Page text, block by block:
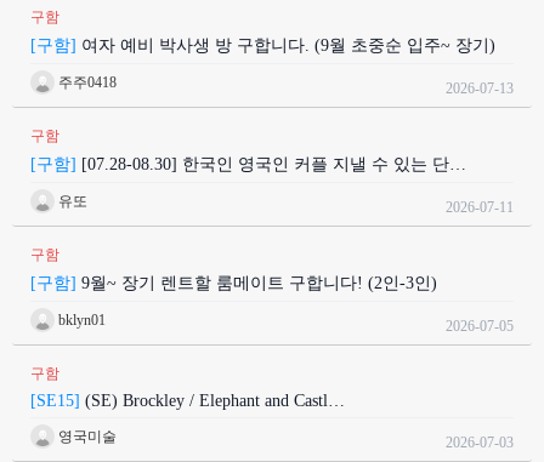
구함
[구함] 여자 예비 박사생 방 구합니다. (9월 초중순 입주~ 장기)
주주0418 2026-07-13
구함
[구함] [07.28-08.30] 한국인 영국인 커플 지낼 수 있는 단…
유또 2026-07-11
구함
[구함] 9월~ 장기 렌트할 룸메이트 구합니다! (2인-3인)
bklyn01 2026-07-05
구함
[SE15] (SE) Brockley / Elephant and Castl…
영국미술 2026-07-03